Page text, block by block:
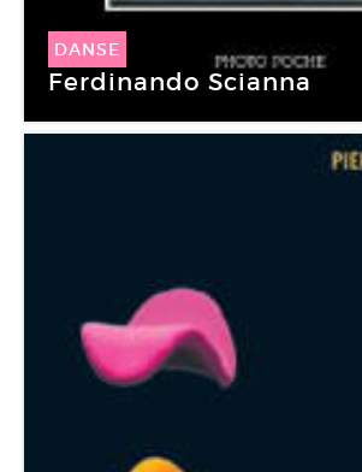
DANSE
Ferdinando Scianna